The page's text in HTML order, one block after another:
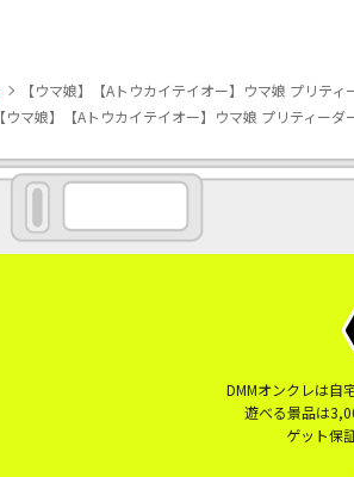
【ウマ娘】【Aトウカイテイオー】ウマ娘 プリテ
【ウマ娘】【Aトウカイテイオー】ウマ娘 プリティーダ
DMMオンクレは自
遊べる景品は
ゲット保